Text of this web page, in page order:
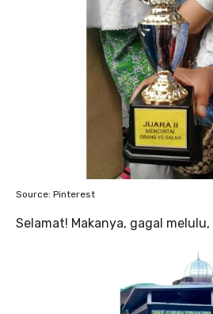
Source: Pinterest
Selamat! Makanya, gagal melulu,